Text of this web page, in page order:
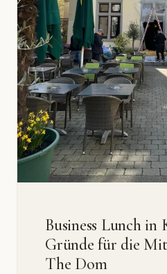
Business Lunch in
Gründe für die
The Dom